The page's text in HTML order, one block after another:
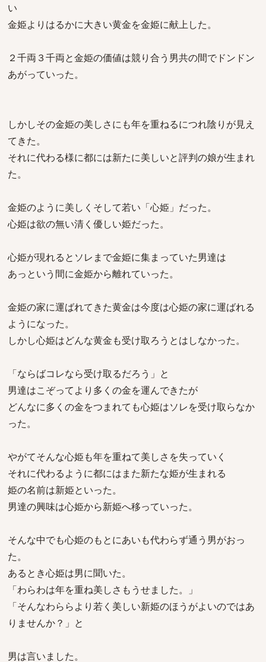
い
金姫よりはるかに大きい黄金を金姫に献上した。
２千両３千両と金姫の価値は競り合う男共の間でドンドン
あがっていった。
しかしその金姫の美しさにも年を重ねるにつれ陰りが見え
てきた。
それに代わる様に都には新たに美しいと評判の娘が生まれ
た。
金姫のように美しくそして若い「心姫」だった。
心姫は欲の無い清く優しい姫だった。
心姫が現れるとソレまで金姫に集まっていた男達は
あっという間に金姫から離れていった。
金姫の家に運ばれてきた黄金は今度は心姫の家に運ばれる
ようになった。
しかし心姫はどんな黄金も受け取ろうとはしなかった。
「ならばコレなら受け取るだろう」と
男達はこぞってより多くの金を運んできたが
どんなに多くの金をつまれても心姫はソレを受け取らなか
った。
やがてそんな心姫も年を重ねて美しさを失っていく
それに代わるように都にはまた新たな姫が生まれる
姫の名前は新姫といった。
男達の興味は心姫から新姫へ移っていった。
そんな中でも心姫のもとにあいも代わらず通う男がおっ
た。
あるとき心姫は男に聞いた。
「わらわは年を重ね美しさもうせました。」
「そんなわららより若く美しい新姫のほうがよいのではあ
りませんか？」と
男は言いました。